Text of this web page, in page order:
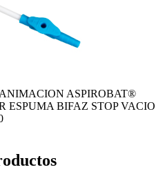
ASPIROBAT®
ESPUMA BIFAZ STOP VACIO